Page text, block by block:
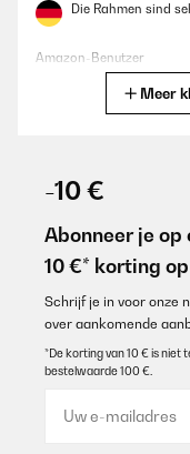
Die Rahmen sind
Amazon-Benutzer
changes the
Amazon user
Vertaal
Bien
Meer
-10 €
Abonneer je
10 €* korting
Schrijf je in voor onze
over aankomende
*De korting van 10 € is niet
bestelwaarde 100 €.